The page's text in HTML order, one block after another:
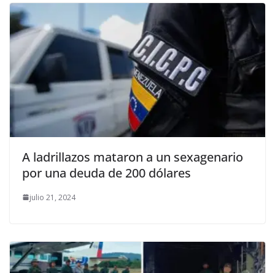
A ladrillazos mataron a un sexagenario
por una deuda de 200 dólares
julio 21, 2024